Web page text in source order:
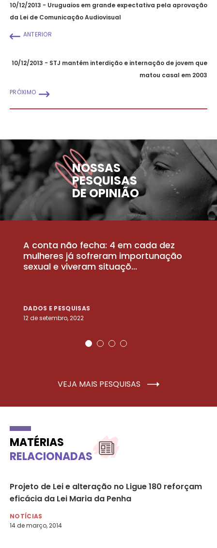
10/12/2013 - Uruguaios em grande expectativa pela aprovação
da Lei de Comunicação Audiovisual
ANTERIOR
10/12/2013 - STJ mantém interdição e internação de jovem que
matou casal em 2003
PRÓXIMO
NOSSAS
PESQUISAS
DE OPINIÃO
A conta não fecha: 4 em cada dez
mulheres já sofreram importunação
sexual e viveram situaçõ...
DADOS E PESQUISAS
12 de setembro, 2022
VEJA MAIS PESQUISAS
MATÉRIAS
RELACIONADAS
Projeto de Lei e alteração no Ligue 180 reforçam
eficácia da Lei Maria da Penha
NOTÍCIAS
14 de março, 2014